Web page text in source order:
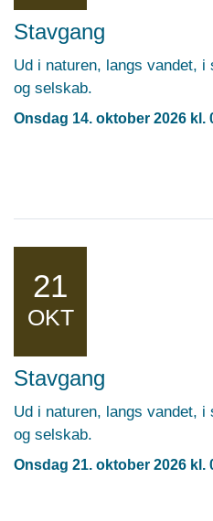
Stavgang
Ud i naturen, langs vandet,
og selskab.
Onsdag 14. oktober 2026 kl.
21
OKT
Stavgang
Ud i naturen, langs vandet,
og selskab.
Onsdag 21. oktober 2026 kl.